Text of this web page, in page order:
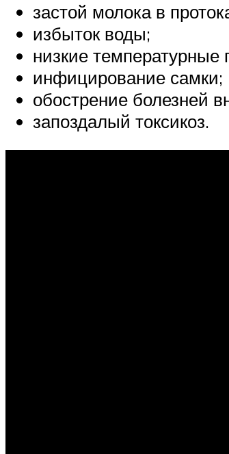
застой молока в
избыток воды;
низкие
инфицирование самки;
обострение болезней
запоздалый токсикоз.